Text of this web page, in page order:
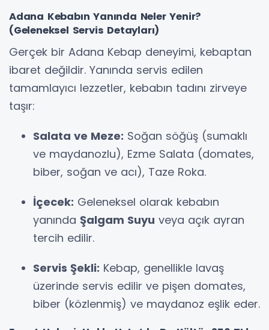
Adana Kebabın Yanında Neler Yenir?
(Geleneksel Servis Detayları)
Gerçek bir Adana Kebap deneyimi, kebaptan
ibaret değildir. Yanında servis edilen
tamamlayıcı lezzetler, kebabın tadını zirveye
taşır:
Salata ve Meze: Soğan söğüş (sumaklı
ve maydanozlu), Ezme Salata (domates,
biber, soğan ve acı), Taze Roka.
İçecek: Geleneksel olarak kebabın
yanında Şalgam Suyu veya açık ayran
tercih edilir.
Servis Şekli: Kebap, genellikle lavaş
üzerinde servis edilir ve pişen domates,
biber (közlenmiş) ve maydanoz eşlik eder.